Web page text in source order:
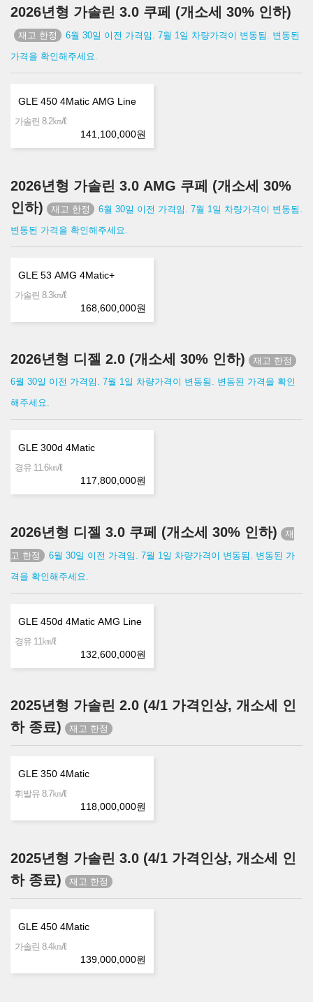
2026년형 가솔린 3.0 쿠페 (개소세 30% 인하)
6월 30일 이전 가격임. 7월 1일 차량가격이 변동됨. 변동된
가격을 확인해주세요.
GLE 450 4Matic AMG Line
가솔린 8.2㎞/ℓ
141,100,000원
2026년형 가솔린 3.0 AMG 쿠페 (개소세 30%
인하)
6월 30일 이전 가격임. 7월 1일 차량가격이 변동됨.
변동된 가격을 확인해주세요.
GLE 53 AMG 4Matic+
가솔린 8.3㎞/ℓ
168,600,000원
2026년형 디젤 2.0 (개소세 30% 인하)
6월 30일 이전 가격임. 7월 1일 차량가격이 변동됨. 변동된 가격을 확인
해주세요.
GLE 300d 4Matic
경유 11.6㎞/ℓ
117,800,000원
2026년형 디젤 3.0 쿠페 (개소세 30% 인하)
6월 30일 이전 가격임. 7월 1일 차량가격이 변동됨. 변동된 가
격을 확인해주세요.
GLE 450d 4Matic AMG Line
경유 11 ㎞/ℓ
132,600,000원
2025년형 가솔린 2.0 (4/1 가격인상, 개소세 인
하 종료)
GLE 350 4Matic
휘발유 8.7㎞/ℓ
118,000,000원
2025년형 가솔린 3.0 (4/1 가격인상, 개소세 인
하 종료)
GLE 450 4Matic
가솔린 8.4㎞/ℓ
139,000,000원